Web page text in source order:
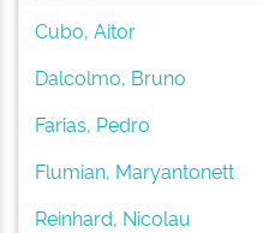
Cubo, Aitor
Dalcolmo, Bruno
Farias, Pedro
Flumian, Maryantonett
Reinhard, Nicolau